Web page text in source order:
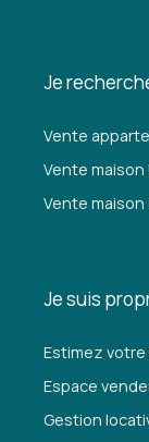
Je
Vente
Vente
Vente
Je suis
Estimez votre
Espace
Gestion